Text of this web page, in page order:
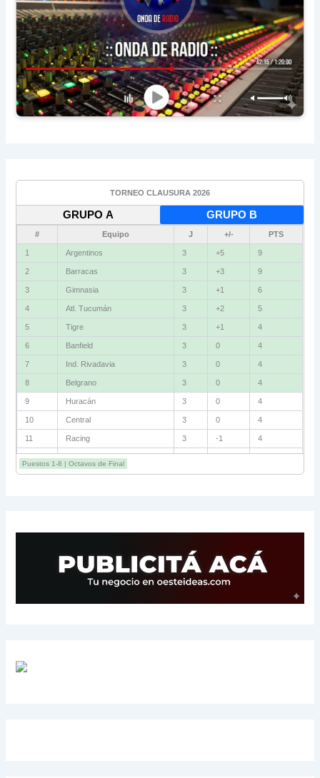
TORNEO CLAUSURA 2026
GRUPO A GRUPO B
# Equipo J +/- PTS
1 Argentinos 3 +5 9
2 Barracas 3 +3 9
3 Gimnasia 3 +1 6
4 Atl. Tucumán 3 +2 5
5 Tigre 3 +1 4
6 Banfield 3 0 4
7 Ind. Rivadavia 3 0 4
8 Belgrano 3 0 4
9 Huracán 3 0 4
10 Central 3 0 4
11 Racing 3 -1 4
12 Estudiantes RC
13 Sarmiento 3 -1 3
Puestos 1-8 | Octavos de Final